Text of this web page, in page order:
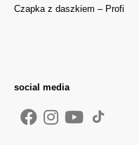
Czapka z daszkiem – Profi
social media